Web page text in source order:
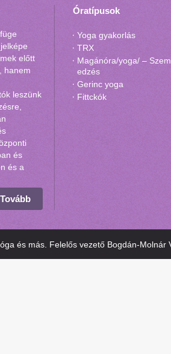
előtt
hanem
leszünk
és
és a
Tovább
Óratípusok
Yoga gyakorlás
TRX
Magánóra/yoga/ –
edzés
Gerinc yoga
Fittckók
és más. Felelős vezető Bogdán-